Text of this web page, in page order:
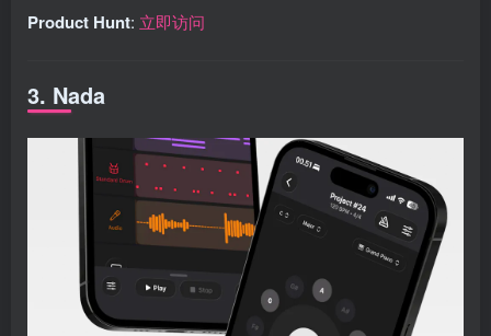
Product Hunt: 立即访问
3. Nada